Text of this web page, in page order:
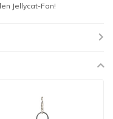
Jellycat-Fan!